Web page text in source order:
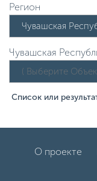
Регион
Чувашская
Список или
О проекте